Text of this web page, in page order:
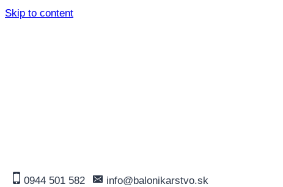
Skip to content
0944 501 582 info@balonikarstvo.sk